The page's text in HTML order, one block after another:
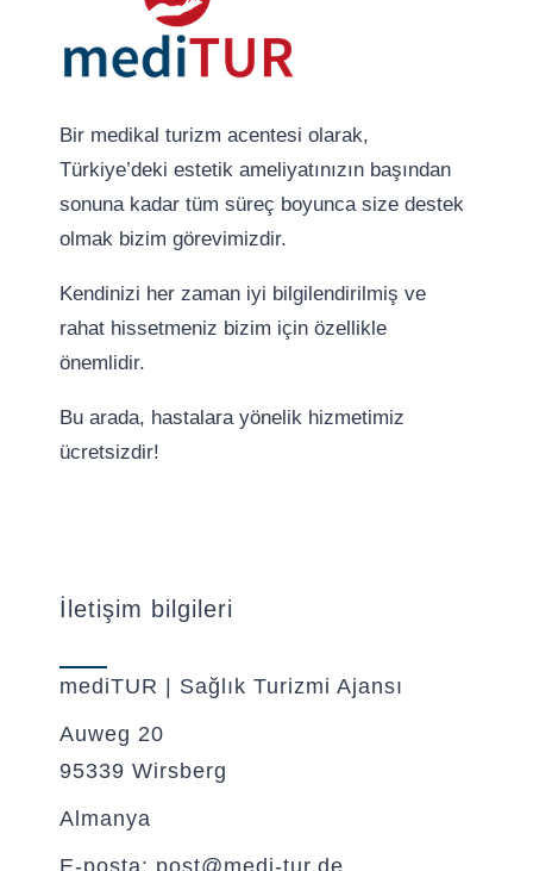
Bir medikal turizm acentesi olarak,
Türkiye’deki estetik ameliyatınızın başından
sonuna kadar tüm süreç boyunca size destek
olmak bizim görevimizdir.
Kendinizi her zaman iyi bilgilendirilmiş ve
rahat hissetmeniz bizim için özellikle
önemlidir.
Bu arada, hastalara yönelik hizmetimiz
ücretsizdir!
İletişim bilgileri
mediTUR | Sağlık Turizmi Ajansı
Auweg 20
95339 Wirsberg
Almanya